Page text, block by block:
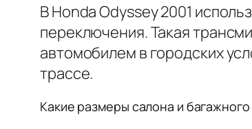
В Honda Odyssey 2001
переключения. Такая
автомобилем в городских
трассе.
Какие размеры салона и